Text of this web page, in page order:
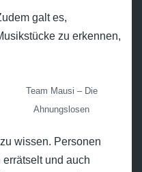
Team Mausi – Die
Ahnungslosen
galt es,
zu erkennen,
wissen. Personen
und auch